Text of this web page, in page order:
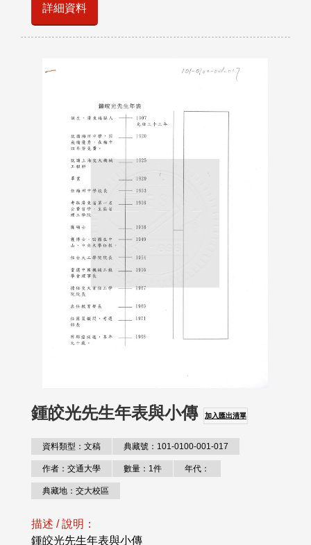
詳細資料
鍾皎光先生年表與小傳 加入匯出清單
資料類型：文稿 典藏號：101-0100-001-017
作者：交通大學 數量：1件 年代：
典藏地：交大校區
描述 / 說明：
鍾皎光先生年表與小傳